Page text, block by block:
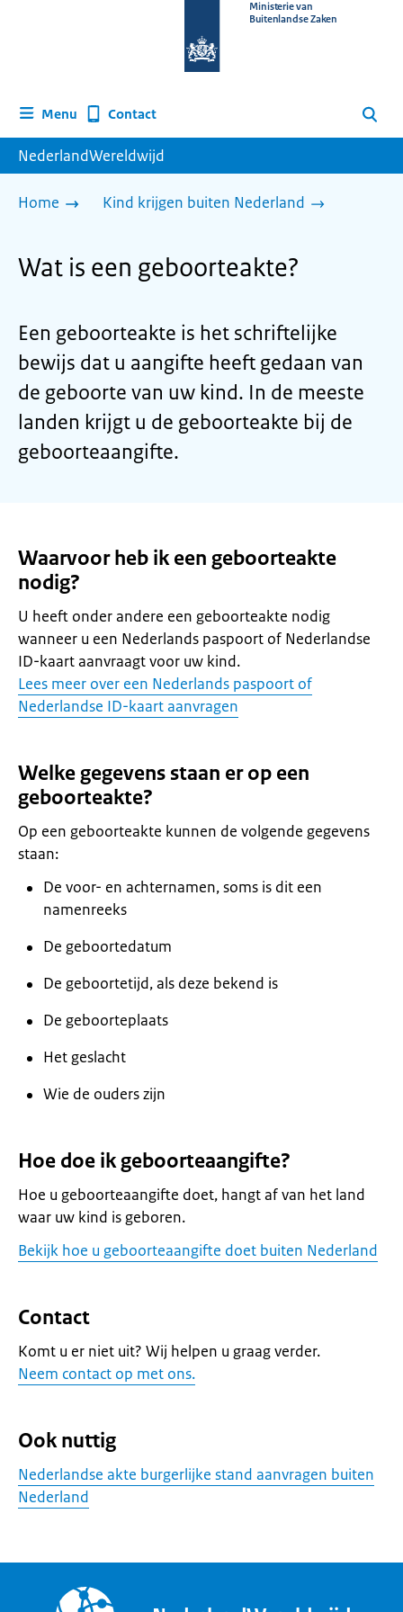
homepage
Ministerie van
Buitenlandse Zaken
Menu Contact Zoeken
NederlandWereldwijd
Home Kind krijgen buiten Nederland
Wat is een geboorteakte?
Een geboorteakte is het schriftelijke
bewijs dat u aangifte heeft gedaan van
de geboorte van uw kind. In de meeste
landen krijgt u de geboorteakte bij de
geboorteaangifte.
Waarvoor heb ik een geboorteakte
nodig?
U heeft onder andere een geboorteakte nodig
wanneer u een Nederlands paspoort of Nederlandse
ID-kaart aanvraagt voor uw kind.
Lees meer over een Nederlands paspoort of
Nederlandse ID-kaart aanvragen
Welke gegevens staan er op een
geboorteakte?
Op een geboorteakte kunnen de volgende gegevens
staan:
De voor- en achternamen, soms is dit een
namenreeks
De geboortedatum
De geboortetijd, als deze bekend is
De geboorteplaats
Het geslacht
Wie de ouders zijn
Hoe doe ik geboorteaangifte?
Hoe u geboorteaangifte doet, hangt af van het land
waar uw kind is geboren.
Bekijk hoe u geboorteaangifte doet buiten Nederland
Contact
Komt u er niet uit? Wij helpen u graag verder.
Neem contact op met ons.
Ook nuttig
Nederlandse akte burgerlijke stand aanvragen buiten
Nederland